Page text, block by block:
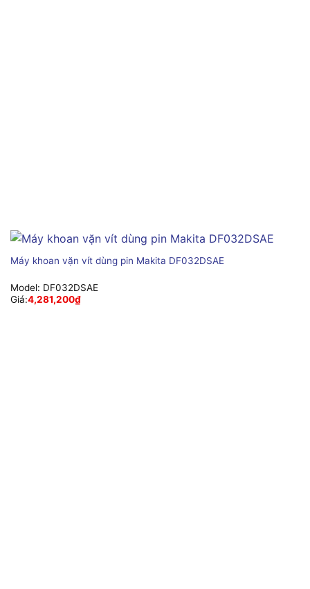
Máy khoan vặn vít dùng pin Makita DF032DSAE
Model: DF032DSAE
Giá:4,281,200₫